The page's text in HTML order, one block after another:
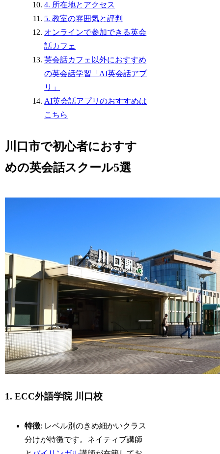
4. 所在地とアクセス
5. 教室の雰囲気と評判
オンラインで参加できる英会
話カフェ
英会話カフェ以外におすすめ
の英会話学習「AI英会話アプ
リ」
AI英会話アプリのおすすめは
こちら
川口市で初心者におすす
めの英会話スクール5選
1. ECC外語学院 川口校
特徴: レベル別のきめ細かいクラス
分けが特徴です。ネイティブ講師